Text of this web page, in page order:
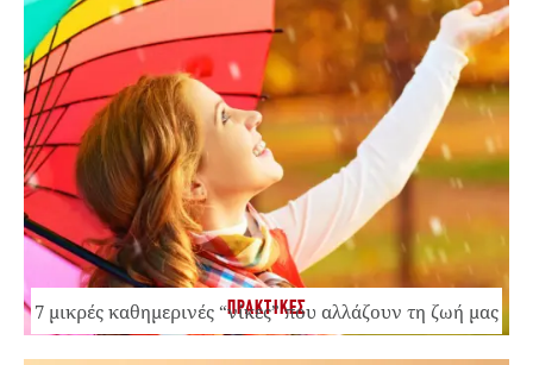
ΠΡΑΚΤΙΚΕΣ
7 μικρές καθημερινές “νίκες” που αλλάζουν τη ζωή μας